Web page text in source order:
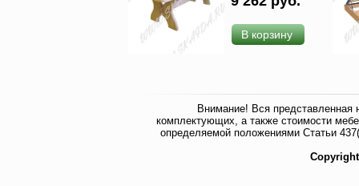
В корзину
Внимание! Вся представленная
комплектующих, а также стоимости
определяемой положениями Статьи